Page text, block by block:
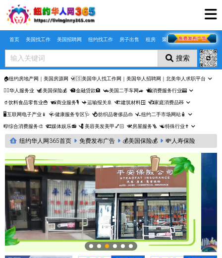
Skip to main content
首页 美国找工作 美国招聘网 纽约找工作 房子出售 租房 聚合页
搜索
🏠纽约房地产网｜美国房源网 🇺🇸美国华人找工作网｜美国华人招聘网｜北美华人求职平台
🤵‍♀️华人服务业 💰美国保险💰 🏦金融贷款🏦 🚗美国二手车网🚙 🛍️消费服务行业🎰
🥤饮料食品零售业🍟 📸商业服务🎙️ ✈️运输报关🚢 🏗️建筑材料🪟 📺家庭消费品🧸
🖥️互联网电子产业📱 🩺健康服务专区🩺 💍纺织品奢侈品👜 🛴纽约二手市场网站🧴
🎼综合消费服务🎨 🎞️媒体娱乐📻 💈美容美发美甲💅🏻 ⚒️房屋服务🪜 ☯️特殊行业✝️
纽约华人网365首页 免费发布广告 💰美国保险💰 💸人寿保险